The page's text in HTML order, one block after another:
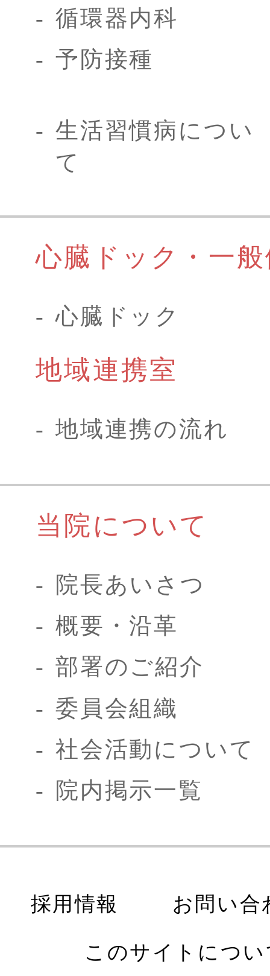
循環器内科
予防接種
生活習慣病につい
て
心臓ドック・一
心臓ドック
地域連携室
地域連携の流れ
当院について
院長あいさつ
概要・沿革
部署のご紹介
委員会組織
社会活動について
院内掲示一覧
採用情報 お問い合
このサイトにつ